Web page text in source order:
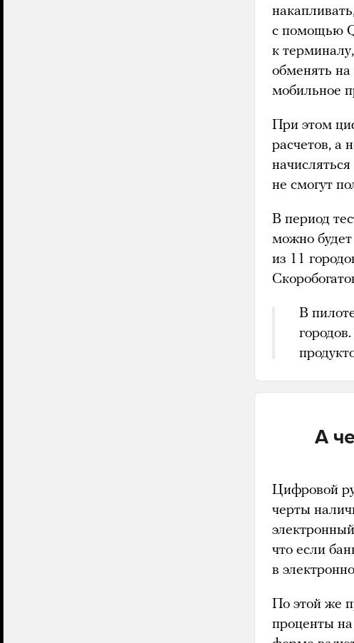
с помощью
к
обменять
мобильное
При этом
расчетов, а
не смогут
В период
можно будет
из 11
В
А
Цифровой
черты
что если
в
По этой же
проценты на